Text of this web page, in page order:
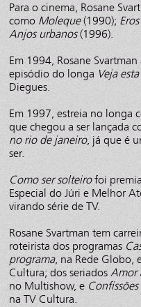
Para o cinema, Rosane
como Moleque(1990); Eros
Anjos urbanos(1996).
Em 1994, Rosane
episódio do longa Veja
Diegues.
Em 1997, estreia no longa
que chegou a ser lançada
no rio de janeiro, já que é
ser.
Como ser solteirofoi
Especial do Júri e Melhor
virando série de TV.
Rosane Svartman tem
roteirista dos programas
programa, na Rede Globo,
Cultura; dos seriadosAmor
no Multishow, e
na TV Cultura.